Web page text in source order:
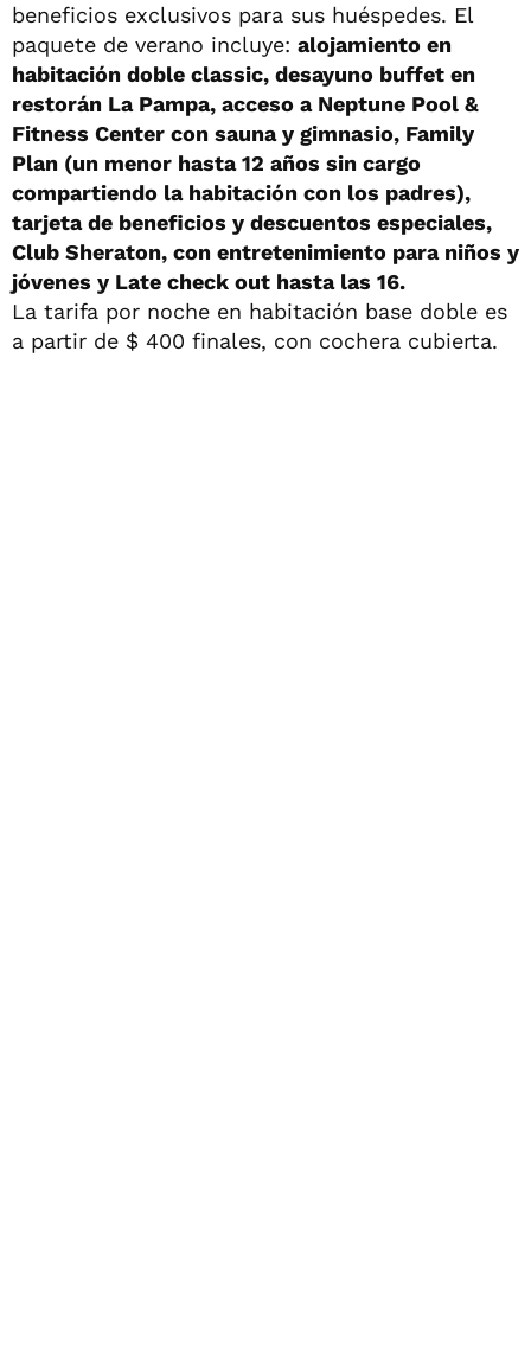
beneficios exclusivos para sus huéspedes. El
paquete de verano incluye: alojamiento en
habitación doble classic, desayuno buffet en
restorán La Pampa, acceso a Neptune Pool &
Fitness Center con sauna y gimnasio, Family
Plan (un menor hasta 12 años sin cargo
compartiendo la habitación con los padres),
tarjeta de beneficios y descuentos especiales,
Club Sheraton, con entretenimiento para niños y
jóvenes y Late check out hasta las 16.
La tarifa por noche en habitación base doble es
a partir de $ 400 finales, con cochera cubierta.